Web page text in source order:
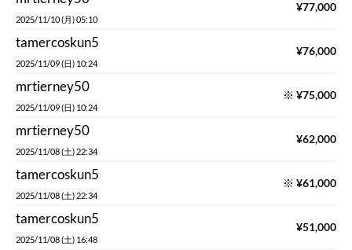
2025/11/10 (月) 05:10
¥77,000
tamercoskun5
2025/11/09 (日) 10:24
¥76,000
mrtierney50
2025/11/09 (日) 10:24
※ ¥75,000
mrtierney50
2025/11/08 (土) 22:34
¥62,000
tamercoskun5
2025/11/08 (土) 22:34
※ ¥61,000
tamercoskun5
2025/11/08 (土) 16:48
¥51,000